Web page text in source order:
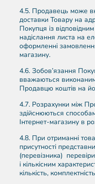
4.5. Продавець може
доставки Товару на
Покупця із
надіслання листа на
оформленні
магазину.
4.6. Зобов’язання
вважаються
Продавцю коштів на
4.7. Розрахунки між
здійснюються
Інтернет-магазину в
4.8. При отриманні
присутності
(перевізника)
і кількісним
кількість,